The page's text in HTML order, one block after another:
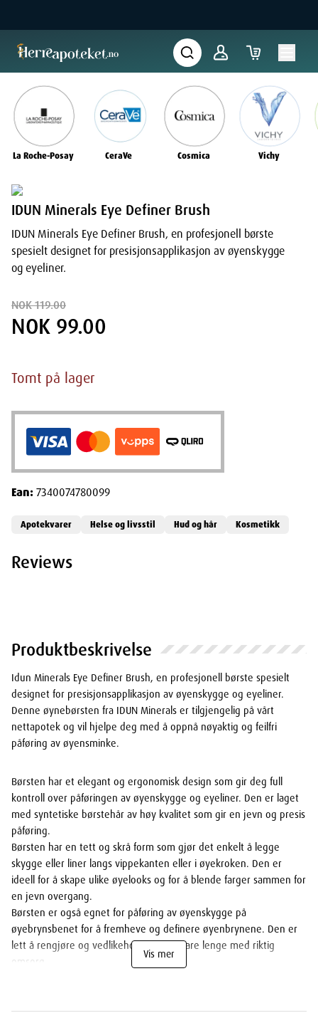
La Roche-Posay CeraVe Cosmica Vichy
Produktbeskrivelse
Idun Minerals Eye Definer Brush, en profesjonell børste spesielt
designet for presisjonsapplikasjon av øyenskygge og eyeliner.
Denne øynebørsten fra IDUN Minerals er tilgjengelig på vårt
nettapotek og vil hjelpe deg med å oppnå nøyaktig og feilfri
påføring av øyensminke.
Børsten har et elegant og ergonomisk design som gir deg full
kontroll over påføringen av øyenskygge og eyeliner. Den er laget
med syntetiske børstehår av høy kvalitet som gir en jevn og presis
påføring.
Børsten har en tett og skrå form som gjør det enkelt å legge
skygge eller liner langs vippekanten eller i øyekroken. Den er
ideell for å skape ulike øyelooks og for å blende farger sammen for
en jevn overgang.
Børsten er også egnet for påføring av øyenskygge på
øyebrynsbenet for å fremheve og definere øyenbrynene. Den er
lett å rengjøre og vedlikeholde, og vil vare lenge med riktig
omsorg.
område. Jobb produktet inn med små bevegelser for en jevn og
Vis mer
IDUN Minerals Eye Definer Brush
IDUN Minerals Eye Definer Brush, en profesjonell børste
spesielt designet for presisjonsapplikasjon av øyenskygge
og eyeliner.
NOK 119.00
NOK 99.00
Tomt på lager
Ean:7340074780099
Apotekvarer Helse og livsstil Hud og hår Kosmetikk
Reviews